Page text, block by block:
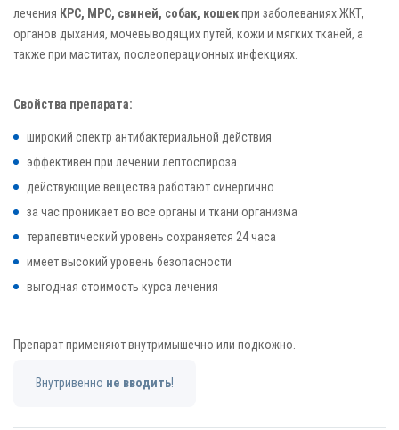
лечения КРС, МРС, свиней, собак, кошекпри заболеваниях ЖКТ,
органов дыхания, мочевыводящих путей, кожи и мягких тканей, а
также при маститах, послеоперационных инфекциях.
Свойства препарата:
широкий спектр антибактериальной действия
эффективен при лечении лептоспироза
действующие вещества работают синергично
за час проникает во все органы и ткани организма
терапевтический уровень сохраняется 24 часа
имеет высокий уровень безопасности
выгодная стоимость курса лечения
Препарат применяют внутримышечно или подкожно.
Внутривенно не вводить!